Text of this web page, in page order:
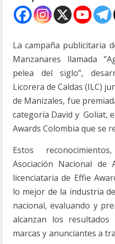
La campaña publicitaria
Manzanares llamada
pelea del siglo”,
Licorera de Caldas (ILC)
de Manizales, fue
categoría David y Goliat,
Awards Colombia que se
Estos
Asociación Nacional de
licenciataria de Effie
lo mejor de la industria
nacional, evaluando y
alcanzan los
marcas y anunciantes a